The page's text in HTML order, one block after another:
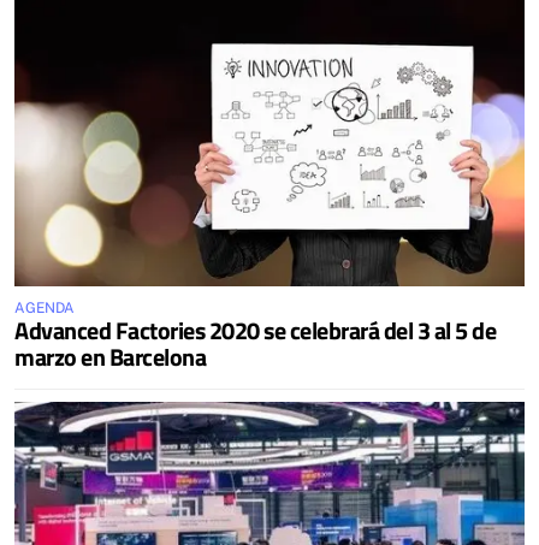
AGENDA
Advanced Factories 2020 se celebrará del 3 al 5 de
marzo en Barcelona